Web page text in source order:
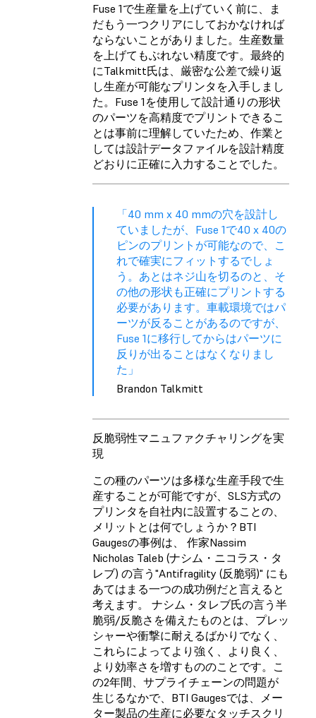
Fuse 1で生産量を上げていく前に、ま
だもう一つクリアにしておかなければ
ならないことがありました。生産数量
を上げてもぶれない精度です。最終的
にTalkmitt氏は、厳密な公差で繰り返
し生産が可能なプリンタを入手しまし
た。Fuse 1を使用して設計通りの形状
のパーツを高精度でプリントできるこ
とは事前に理解していたため、作業と
しては設計データファイルを設計精度
どおりに正確に入力することでした。
「40 mm x 40 mmの穴を設計し
ていましたが、Fuse 1で40 x 40の
ピンのプリントが可能なので、こ
れで確実にフィットするでしょ
う。あとはネジ山を切るのと、そ
の他の形状も正確にプリントする
必要があります。車載環境ではパ
ーツが反ることがあるのですが、
Fuse 1に移行してからはパーツに
反りが出ることはなくなりまし
た」
Brandon Talkmitt
反脆弱性マニュファクチャリングを実
現
この種のパーツは多様な生産手段で生
産することが可能ですが、SLS方式の
プリンタを自社内に設置することの、
メリットとは何でしょうか？BTI
Gaugesの事例は、 作家Nassim
Nicholas Taleb (ナシム・ニコラス・タ
レブ) の言う"Antifragility (反脆弱)" にも
あてはまる一つの成功例だと言えると
考えます。 ナシム・タレブ氏の言う半
脆弱/反脆さを備えたものとは、プレッ
シャーや衝撃に耐えるばかりでなく、
これらによってより強く、より良く、
より効率さを増すもののことです。こ
の2年間、サプライチェーンの問題が
生じるなかで、BTI Gaugesでは、メー
ター製品の生産に必要なタッチスクリ